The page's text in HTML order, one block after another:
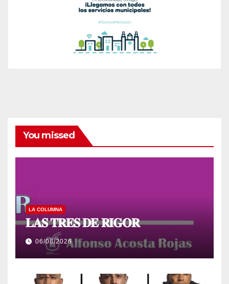
You missed
LA COLUMNA
𝐋𝐀𝐒 𝐓𝐑𝐄𝐒 𝐃𝐄 𝐑𝐈𝐆𝐎𝐑
06/08/2026